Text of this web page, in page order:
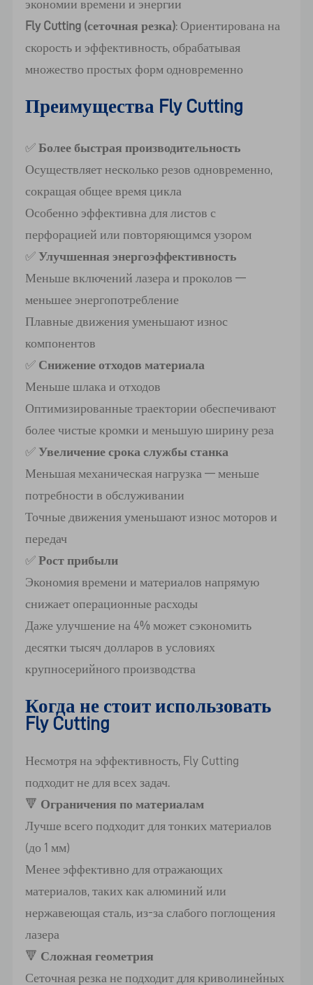
экономии времени и энергии
Fly Cutting (сеточная резка): Ориентирована на
скорость и эффективность, обрабатывая
множество простых форм одновременно
Преимущества Fly Cutting
✅ Более быстрая производительность
Осуществляет несколько резов одновременно,
сокращая общее время цикла
Особенно эффективна для листов с
перфорацией или повторяющимся узором
✅ Улучшенная энергоэффективность
Меньше включений лазера и проколов —
меньшее энергопотребление
Плавные движения уменьшают износ
компонентов
✅ Снижение отходов материала
Меньше шлака и отходов
Оптимизированные траектории обеспечивают
более чистые кромки и меньшую ширину реза
✅ Увеличение срока службы станка
Меньшая механическая нагрузка — меньше
потребности в обслуживании
Точные движения уменьшают износ моторов и
передач
✅ Рост прибыли
Экономия времени и материалов напрямую
снижает операционные расходы
Даже улучшение на 4% может сэкономить
десятки тысяч долларов в условиях
крупносерийного производства
Когда не стоит использовать
Fly Cutting
Несмотря на эффективность, Fly Cutting
подходит не для всех задач.
🔻 Ограничения по материалам
Лучше всего подходит для тонких материалов
(до 1 мм)
Менее эффективно для отражающих
материалов, таких как алюминий или
нержавеющая сталь, из-за слабого поглощения
лазера
🔻 Сложная геометрия
Сеточная резка не подходит для криволинейных